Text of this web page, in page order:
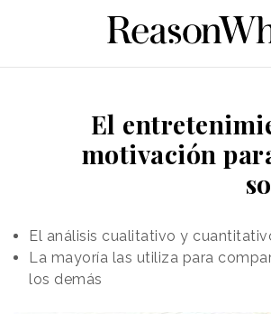
El
motivación
El análisis cualitativo y
La mayoría las utiliza para
los demás